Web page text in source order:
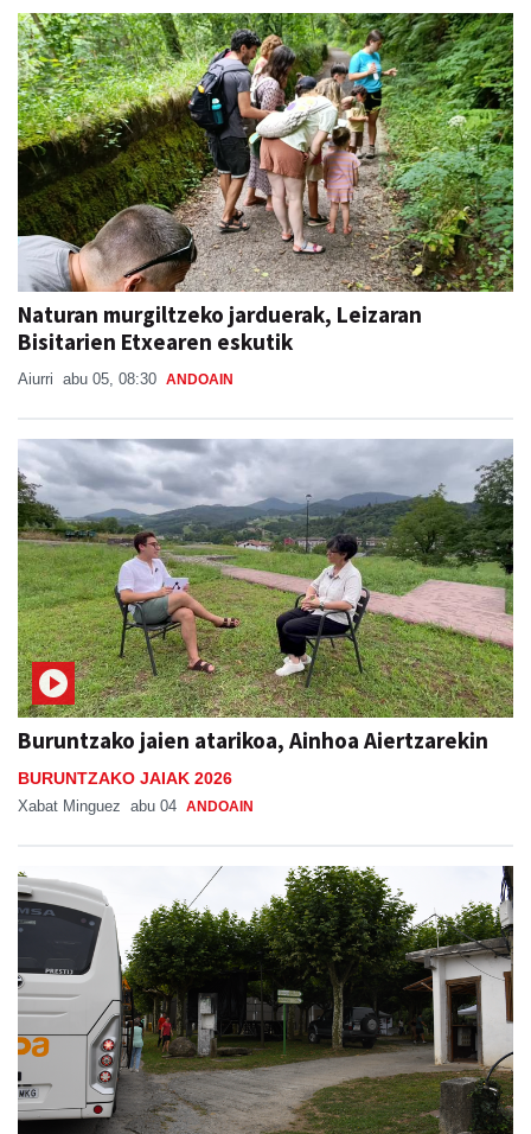
Naturan murgiltzeko jarduerak, Leizaran
Bisitarien Etxearen eskutik
Aiurri abu 05, 08:30 ANDOAIN
Buruntzako jaien atarikoa, Ainhoa Aiertzarekin
BURUNTZAKO JAIAK 2026
Xabat Minguez abu 04 ANDOAIN